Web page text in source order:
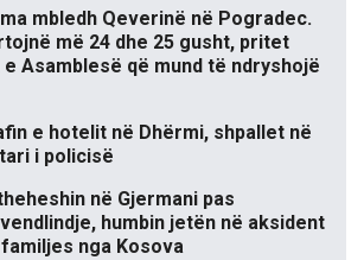
mbledh Qeverinë në Pogradec.
më 24 dhe 25 gusht, pritet
e Asamblesë që mund të ndryshojë
e hotelit në Dhërmi, shpallet në
i policisë
në Gjermani pas
humbin jetën në aksident
nga Kosova